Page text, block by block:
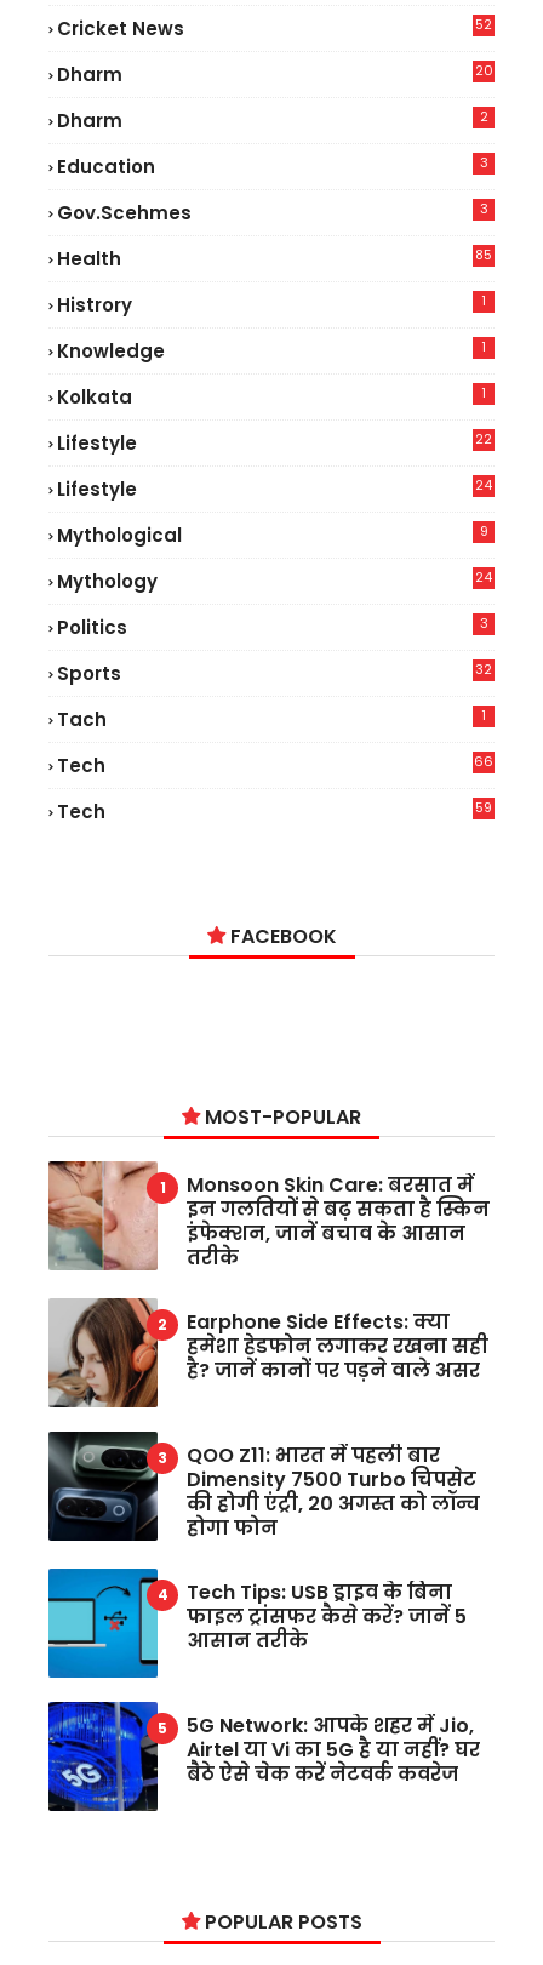
Cricket News
52
Dharm 20
Dharm 2
Education 3
Gov.scehmes 3
Health
85
Histrory 1
Knowledge 1
Kolkata 1
Lifestyle
22
Lifestyle
24
Mythological 9
Mythology 24
Politics 3
Sports 32
Tach 1
Tech
66
Tech
59
FACEBOOK
MOST-POPULAR
Monsoon Skin Care: बरसात में
इन गलतियों से बढ़ सकता है स्किन
इंफेक्शन, जानें बचाव के आसान
तरीके
Earphone Side Effects: क्या
हमेशा हेडफोन लगाकर रखना सही
है? जानें कानों पर पड़ने वाले असर
QOO Z11: भारत में पहली बार
Dimensity 7500 Turbo चिपसेट
की होगी एंट्री, 20 अगस्त को लॉन्च
होगा फोन
Tech Tips: USB ड्राइव के बिना
फाइल ट्रांसफर कैसे करें? जानें 5
आसान तरीके
5G Network: आपके शहर में Jio,
Airtel या Vi का 5G है या नहीं? घर
बैठे ऐसे चेक करें नेटवर्क कवरेज
POPULAR POSTS